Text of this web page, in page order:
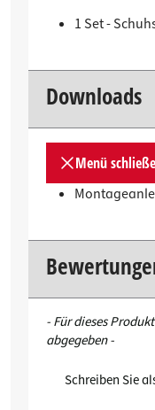
1 Set -
Downloads
Menü
- Für dieses
abgegeben -
Schreiben Sie
New content